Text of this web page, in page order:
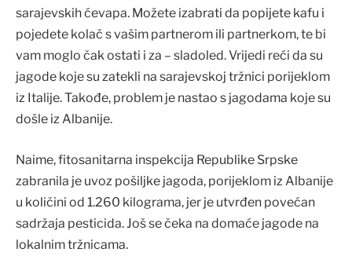
sarajevskih ćevapa. Možete izabrati da popijete kafu i
pojedete kolač s vašim partnerom ili partnerkom, te bi
vam moglo čak ostati i za – sladoled. Vrijedi reći da su
jagode koje su zatekli na sarajevskoj tržnici porijeklom
iz Italije. Takođe, problem je nastao s jagodama koje su
došle iz Albanije.
Naime, fitosanitarna inspekcija Republike Srpske
zabranila je uvoz pošiljke jagoda, porijeklom iz Albanije
u količini od 1.260 kilograma, jer je utvrđen povećan
sadržaja pesticida. Još se čeka na domaće jagode na
lokalnim tržnicama.